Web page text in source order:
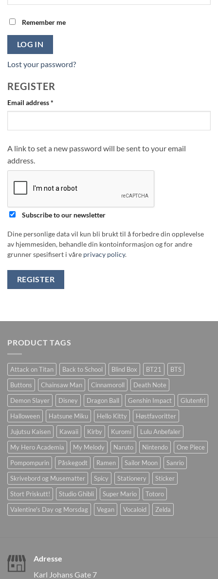
Remember me
LOG IN
Lost your password?
REGISTER
Email address*
A link to set a new password will be sent to your email
address.
Subscribe to our newsletter
Dine personlige data vil kun bli brukt til å forbedre din opplevelse
av hjemmesiden, behandle din kontoinformasjon og for andre
grunner spesifisert i våre privacy policy.
REGISTER
PRODUCT TAGS
Attack on Titan Back to School Blind Box BT21
BTS
Buttons
Chainsaw Man Cinnamoroll
Death Note
Demon Slayer
Disney Dragon Ball Genshin Impact
Glutenfri
Halloween
Hatsune Miku Hello Kitty
Høstfavoritter
Jujutsu Kaisen
Kawaii Kirby Kuromi
Lulu Anbefaler
My Hero Academia
My Melody Naruto Nintendo
One Piece
Pompompurin
Påskegodt Ramen Sailor Moon
Sanrio
Skrivebord og Musematter
Spicy Stationery
Sticker
Stort Priskutt!
Studio Ghibli Super Mario
Totoro
Valentine's Day og Morsdag
Vegan Vocaloid Zelda
Adresse
Karl Johans Gate 7